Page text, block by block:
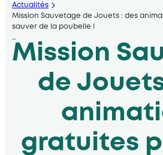
au
contenu
Acteurs solidaires, collectivités locales,
Apprendre à mieux nous connaitre
Donner
ou
recycler
Comprendre
Conseils
inspiration
Actualités
Mission Sauvetage de Jouets : des
sauver de la poubelle !
…
Mission
de
gratuites